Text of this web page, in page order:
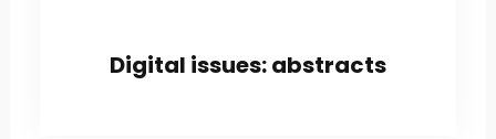
Digital issues: abstracts